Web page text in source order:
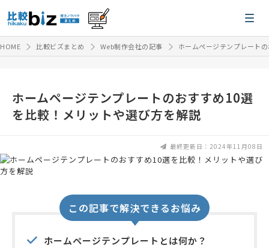
HOME 比較ビズまとめ Web制作会社の記事 ホームページテンプレート
ホームページテンプレートのおすすめ10選
を比較！メリットや選び方を解説
最終更新日：2024年11月08日
この記事で解決できるお悩み
ホームページテンプレートとは何か？